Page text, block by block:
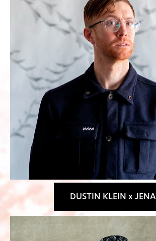
DUSTIN KLEIN x JENA